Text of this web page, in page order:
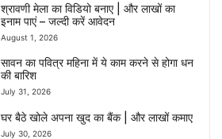
श्रावणी मेला का विडियो बनाए | और लाखों का
इनाम पाएं – जल्दी करें आवेदन
August 1, 2026
सावन का पवित्र महिना में ये काम करने से होगा धन
की बारिश
July 31, 2026
घर बैठे खोले अपना खुद का बैंक | और लाखों कमाए
July 30, 2026